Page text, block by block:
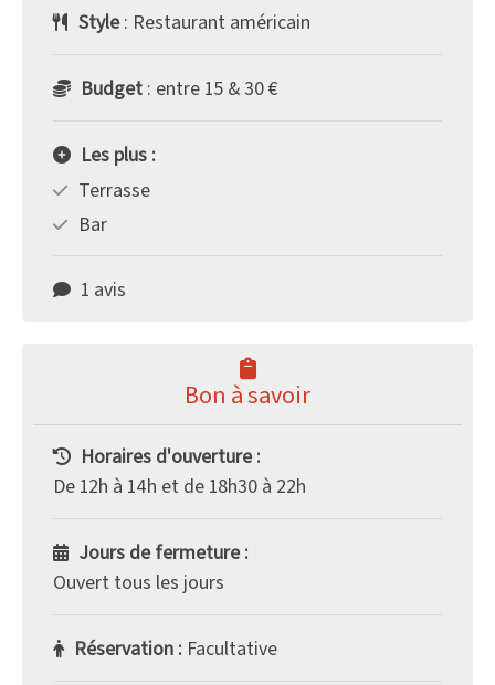
Style : Restaurant américain
Budget : entre 15 & 30 €
Les plus :
Terrasse
Bar
1 avis
Bon à savoir
Horaires d'ouverture :
De 12h à 14h et de 18h30 à 22h
Jours de fermeture :
Ouvert tous les jours
Réservation : Facultative